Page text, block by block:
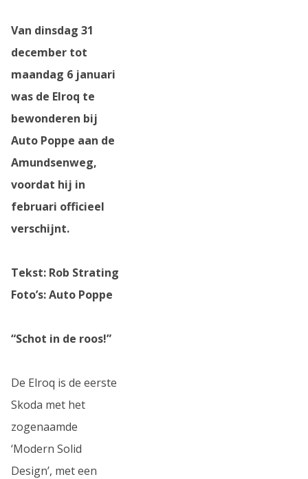
N
Van dinsdag 31
december tot
maandag 6 januari
was de Elroq te
bewonderen bij
Auto Poppe aan de
Amundsenweg,
voordat hij in
februari officieel
verschijnt.
Tekst: Rob Strating
Foto’s: Auto Poppe
“Schot in de roos!”
De Elroq is de eerste
Skoda met het
zogenaamde
‘Modern Solid
Design’, met een